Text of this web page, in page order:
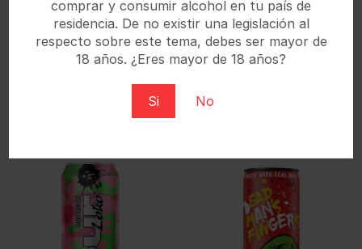
comprar y consumir alcohol en tu país de
residencia. De no existir una legislación al
respecto sobre este tema, debes ser mayor de
18 años. ¿Eres mayor de 18 años?
Si No
Four Loko Dark Berry
Bust Can 12x440ml